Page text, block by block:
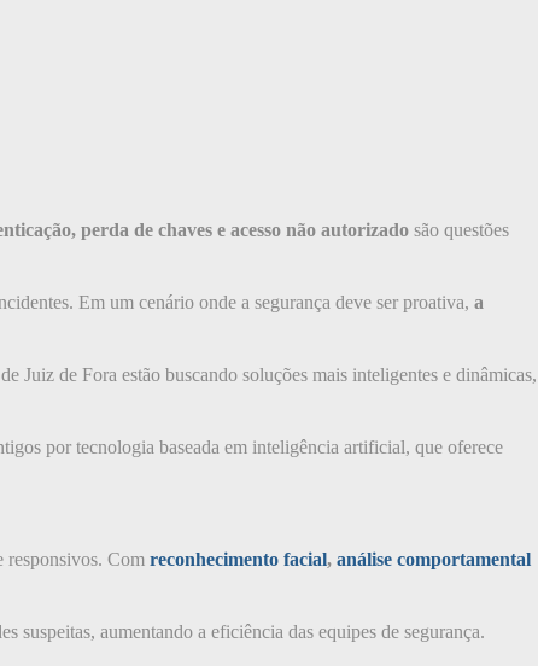
perda de chaves e acesso não autorizado são questões
Em um cenário onde a segurança deve ser proativa, a
Juiz de Fora estão buscando soluções mais inteligentes e dinâmicas,
por tecnologia baseada em inteligência artificial, que oferece
responsivos. Com reconhecimento facial, análise comportamental
suspeitas, aumentando a eficiência das equipes de segurança.